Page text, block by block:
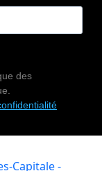
des
Capitale -